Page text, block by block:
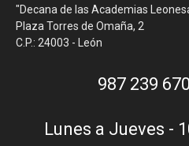
"Decana de las Academias
Plaza Torres de Omaña, 2
C.P.: 24003 - León
987 239 670
Lunes a Jueves -